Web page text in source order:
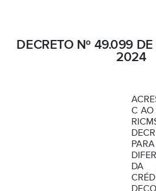
DECRETO Nº 49.099
2024
C AO
DA